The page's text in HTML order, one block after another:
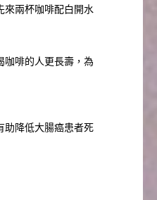
來兩杯咖啡配白開水
咖啡的人更長壽，為
助降低大腸癌患者死